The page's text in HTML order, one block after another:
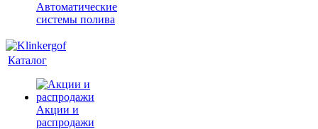
Автоматические
системы полива
Каталог
Акции и
распродажи